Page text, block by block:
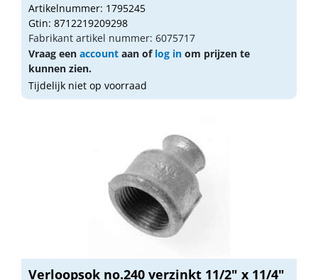
Artikelnummer: 1795245
Gtin: 8712219209298
Fabrikant artikel nummer: 6075717
Vraag een account aan of log in om prijzen te
kunnen zien.
Tijdelijk niet op voorraad
Verloopsok no.240 verzinkt 11/2" x 11/4"